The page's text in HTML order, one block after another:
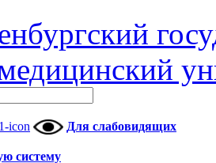
Для слабовидящих
систему